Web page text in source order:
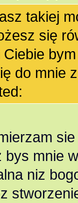
takiej
się
Ciebie
do mnie
bys mnie
niz